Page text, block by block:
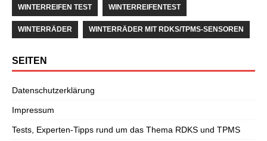
WINTERREIFEN TEST WINTERREIFENTEST
WINTERRÄDER WINTERRÄDER MIT RDKS/TPMS-SENSOREN
SEITEN
Datenschutzerklärung
Impressum
Tests, Experten-Tipps rund um das Thema RDKS und TPMS